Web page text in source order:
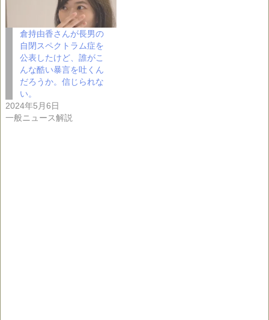
倉持由香さんが長男の
自閉スペクトラム症を
公表したけど、誰がこ
んな酷い暴言を吐くん
だろうか。信じられな
い。
2024年5月6日
一般ニュース解説